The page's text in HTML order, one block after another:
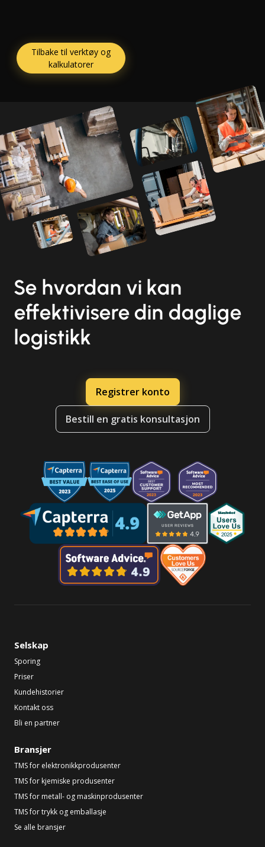
Tilbake til verktøy og
kalkulatorer
Se hvordan vi kan
effektivisere din daglige
logistikk
Registrer konto
Bestill en gratis konsultasjon
Selskap
Sporing
Priser
Kundehistorier
Kontakt oss
Bli en partner
Bransjer
TMS for elektronikkprodusenter
TMS for kjemiske produsenter
TMS for metall- og maskinprodusenter
TMS for trykk og emballasje
Se alle bransjer